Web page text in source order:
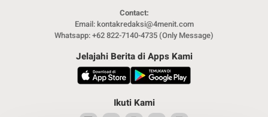
Contact:
Email: kontakredaksi@4menit.com
Whatsapp: +62 822-7140-4735 (Only Message)
Jelajahi Berita di Apps Kami
Ikuti Kami